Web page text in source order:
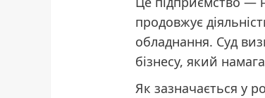
продовжує
обладнання. Суд
бізнесу, який
Як зазначається у